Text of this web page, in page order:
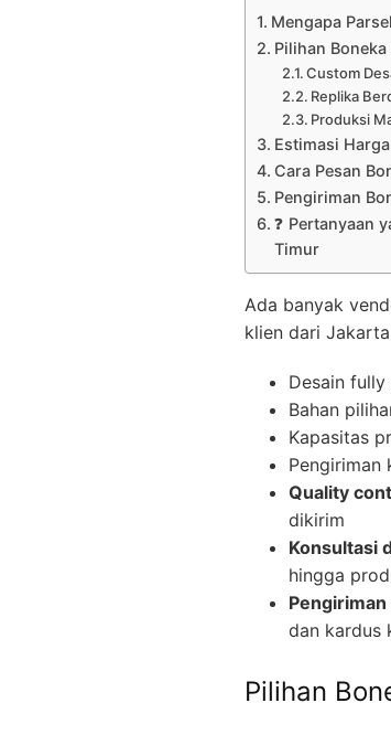
Mengapa
Pilihan
Custom
Replika
Produksi
Estimasi
Cara Pesan
Pengiriman
❓ Pertanyaan
Timur
Ada banyak
klien dari
Desain
Bahan
Kapasitas
Pengiriman
Quality
dikirim
Konsultasi
hingga
dan kardus
Pilihan